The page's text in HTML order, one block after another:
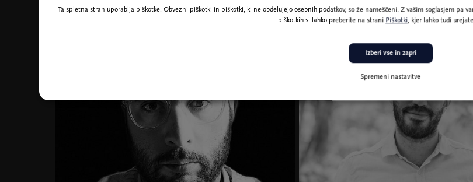
Ta spletna stran uporablja piškotke. Obvezni piškotki in piškotki, ki ne obdelujejo osebnih podatkov, so že nameščeni. Z vašim soglasjem pa
piškotkih si lahko preberite na strani Piškotki, kjer lahko tudi
Spremeni nastavitve
Izberi vse in zapri